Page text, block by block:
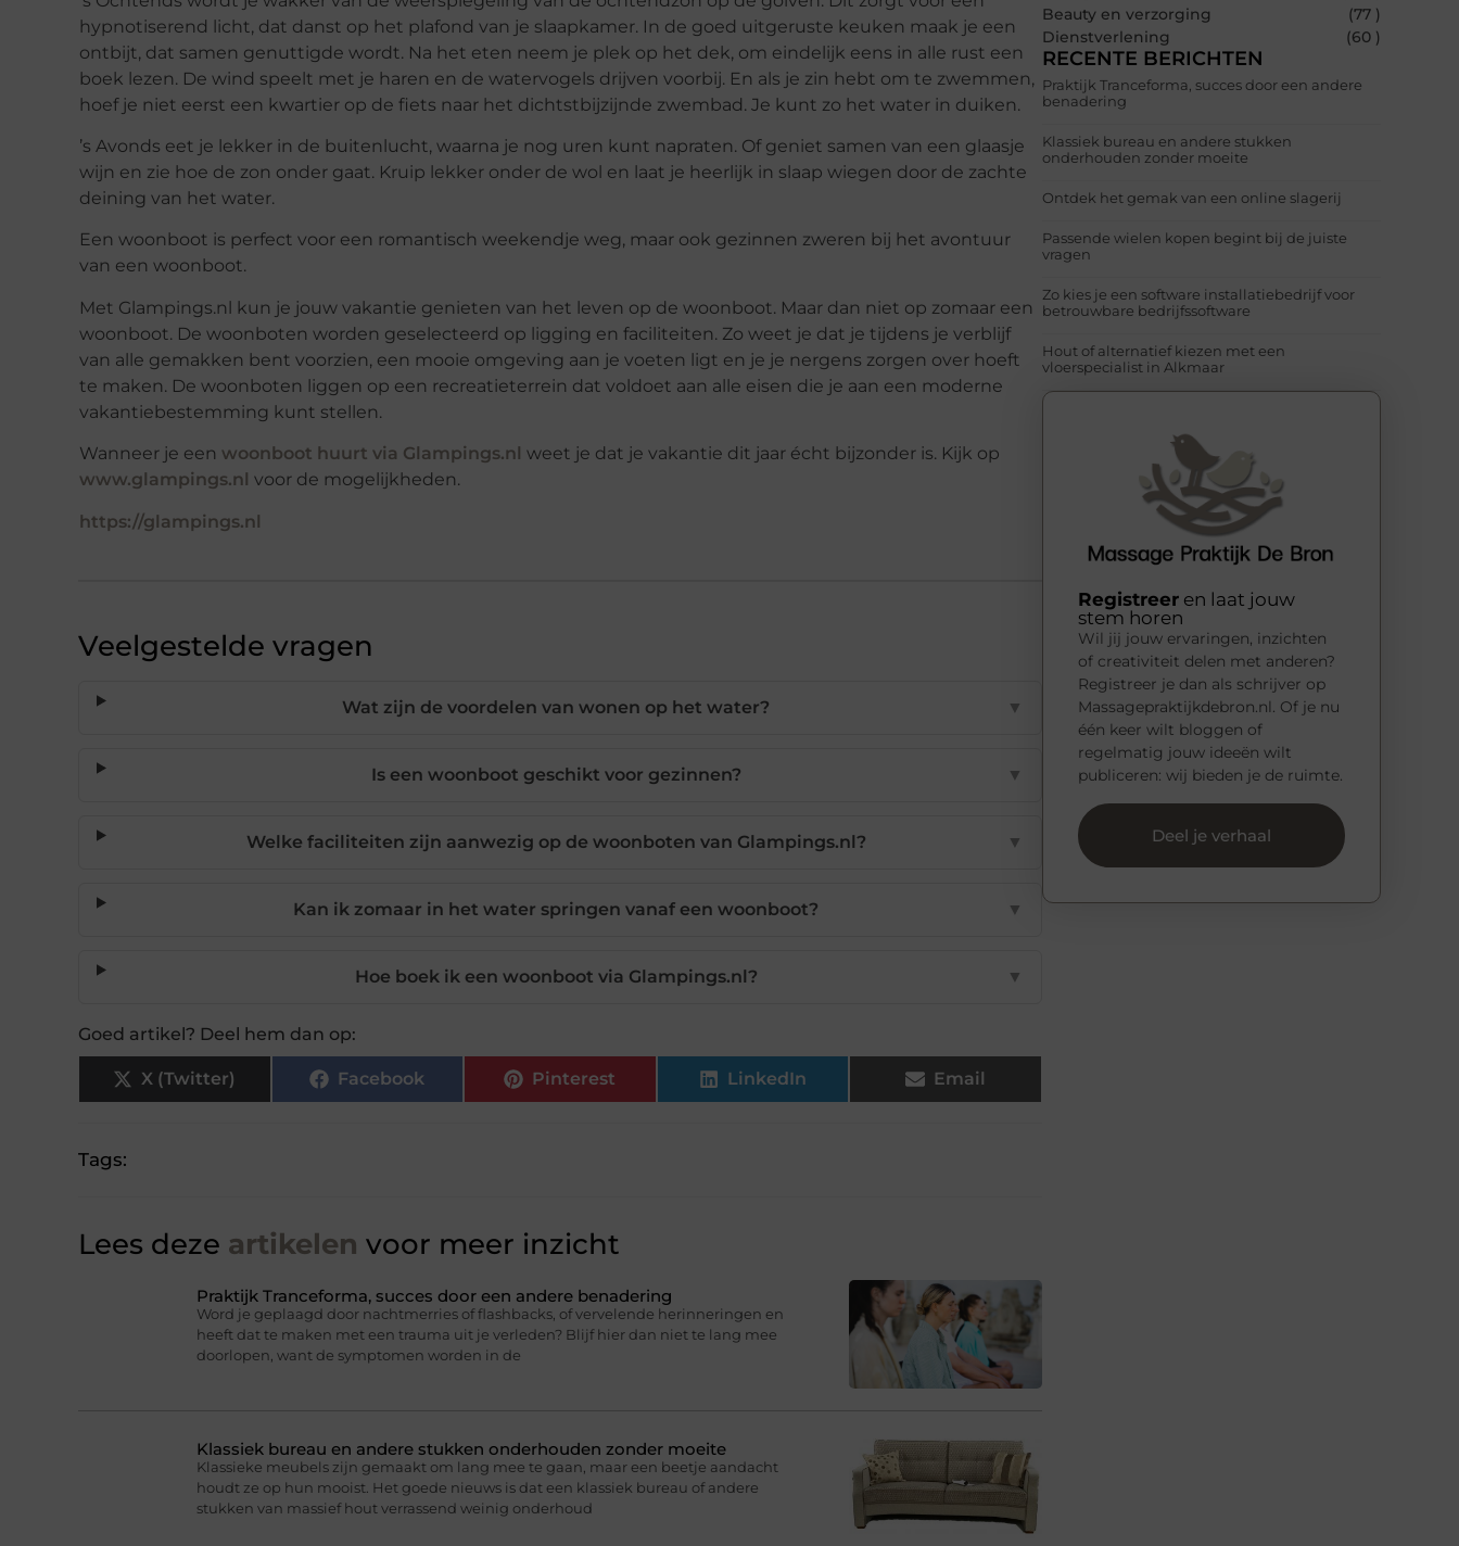
hypnotiserend licht, dat danst op het plafond van je slaapkamer. In de goed uitgeruste keuken maak je een
ontbijt, dat samen genuttigde wordt. Na het eten neem je plek op het dek, om eindelijk eens in alle rust een
boek lezen. De wind speelt met je haren en de watervogels drijven voorbij. En als je zin hebt om te zwemmen,
hoef je niet eerst een kwartier op de fiets naar het dichtstbijzijnde zwembad. Je kunt zo het water in duiken.
’s Avonds eet je lekker in de buitenlucht, waarna je nog uren kunt napraten. Of geniet samen van een glaasje
wijn en zie hoe de zon onder gaat. Kruip lekker onder de wol en laat je heerlijk in slaap wiegen door de zachte
deining van het water.
Een woonboot is perfect voor een romantisch weekendje weg, maar ook gezinnen zweren bij het avontuur
van een woonboot.
Met Glampings.nl kun je jouw vakantie genieten van het leven op de woonboot. Maar dan niet op zomaar een
woonboot. De woonboten worden geselecteerd op ligging en faciliteiten. Zo weet je dat je tijdens je verblijf
van alle gemakken bent voorzien, een mooie omgeving aan je voeten ligt en je je nergens zorgen over hoeft
te maken. De woonboten liggen op een recreatieterrein dat voldoet aan alle eisen die je aan een moderne
vakantiebestemming kunt stellen.
Wanneer je een woonboot huurt via Glampings.nl weet je dat je vakantie dit jaar écht bijzonder is. Kijk op
www.glampings.nl voor de mogelijkheden.
https://glampings.nl
Veelgestelde vragen
Wat zijn de voordelen van wonen op het water? ▼
Is een woonboot geschikt voor gezinnen? ▼
Welke faciliteiten zijn aanwezig op de woonboten van Glampings.nl? ▼
Kan ik zomaar in het water springen vanaf een woonboot? ▼
Hoe boek ik een woonboot via Glampings.nl? ▼
Goed artikel? Deel hem dan op:
X (Twitter) Facebook Pinterest LinkedIn Email
Tags:
Lees deze artikelen voor meer inzicht
Praktijk Tranceforma, succes door een andere benadering
Word je geplaagd door nachtmerries of flashbacks, of vervelende herinneringen en
heeft dat te maken met een trauma uit je verleden? Blijf hier dan niet te lang mee
doorlopen, want de symptomen worden in de
Klassiek bureau en andere stukken onderhouden zonder moeite
Klassieke meubels zijn gemaakt om lang mee te gaan, maar een beetje aandacht
houdt ze op hun mooist. Het goede nieuws is dat een klassiek bureau of andere
stukken van massief hout verrassend weinig onderhoud
Beauty en verzorging
(77 )
Dienstverlening
(60 )
RECENTE BERICHTEN
Praktijk Tranceforma, succes door een andere
benadering
Klassiek bureau en andere stukken
onderhouden zonder moeite
Ontdek het gemak van een online slagerij
Passende wielen kopen begint bij de juiste
vragen
Zo kies je een software installatiebedrijf voor
betrouwbare bedrijfssoftware
Hout of alternatief kiezen met een
vloerspecialist in Alkmaar
Registreer en laat jouw
stem horen
Wil jij jouw ervaringen, inzichten
of creativiteit delen met anderen?
Registreer je dan als schrijver op
Massagepraktijkdebron.nl. Of je nu
één keer wilt bloggen of
regelmatig jouw ideeën wilt
publiceren: wij bieden je de ruimte.
Deel je verhaal